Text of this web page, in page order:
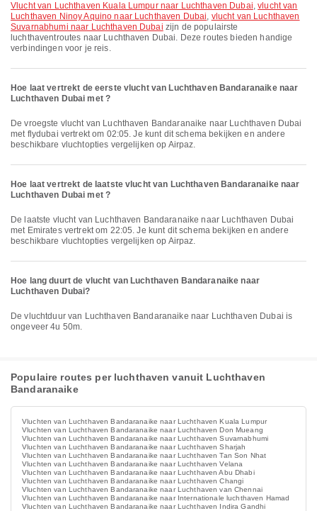
vlucht van Luchthaven Kuala Lumpur naar Luchthaven Dubai,vlucht van
Luchthaven Ninoy Aquino naar Luchthaven Dubai, vlucht van Luchthaven
Suvarnabhumi naar Luchthaven Dubai zijn de populairste
luchthaventroutes naar Luchthaven Dubai. Deze routes bieden handige
verbindingen voor je reis.
Hoe laat vertrekt de eerste vlucht van Luchthaven Bandaranaike naar
Luchthaven Dubai met ?
De vroegste vlucht van Luchthaven Bandaranaike naar Luchthaven Dubai
met flydubai vertrekt om 02:05. Je kunt dit schema bekijken en andere
beschikbare vluchtopties vergelijken op Airpaz.
Hoe laat vertrekt de laatste vlucht van Luchthaven Bandaranaike naar
Luchthaven Dubai met ?
De laatste vlucht van Luchthaven Bandaranaike naar Luchthaven Dubai
met Emirates vertrekt om 22:05. Je kunt dit schema bekijken en andere
beschikbare vluchtopties vergelijken op Airpaz.
Hoe lang duurt de vlucht van Luchthaven Bandaranaike naar
Luchthaven Dubai?
De vluchtduur van Luchthaven Bandaranaike naar Luchthaven Dubai is
ongeveer 4u 50m.
Populaire routes per luchthaven vanuit Luchthaven
Bandaranaike
Vluchten van Luchthaven Bandaranaike naar Luchthaven Kuala Lumpur
Vluchten van Luchthaven Bandaranaike naar Luchthaven Don Mueang
Vluchten van Luchthaven Bandaranaike naar Luchthaven Suvarnabhumi
Vluchten van Luchthaven Bandaranaike naar Luchthaven Sharjah
Vluchten van Luchthaven Bandaranaike naar Luchthaven Tan Son Nhat
Vluchten van Luchthaven Bandaranaike naar Luchthaven Velana
Vluchten van Luchthaven Bandaranaike naar Luchthaven Abu Dhabi
Vluchten van Luchthaven Bandaranaike naar Luchthaven Changi
Vluchten van Luchthaven Bandaranaike naar Luchthaven van Chennai
Vluchten van Luchthaven Bandaranaike naar Internationale luchthaven Hamad
Vluchten van Luchthaven Bandaranaike naar Luchthaven Indira Gandhi